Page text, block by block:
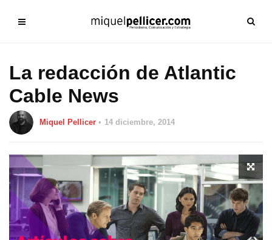
La redacción de Atlantic
Cable News
Miquel Pellicer 14 diciembre, 2014